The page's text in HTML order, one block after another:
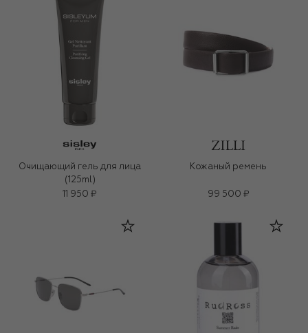
Очищающий гель для лица
(125ml)
11 950 ₽
Кожаный ремень
99 500 ₽